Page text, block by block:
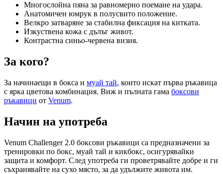
Многослойна пяна за равномерно поемане на удара.
Анатомичен юмрук в полусвито положение.
Велкро затваряне за стабилна фиксация на китката.
Изкуствена кожа с дълъг живот.
Контрастна синьо-червена визия.
За кого?
За начинаещи в боксa и муай тай, които искат първа ръкавица
с ярка цветова комбинация. Виж и пълната гама боксови
ръкавици от Venum.
Начин на употреба
Venum Challenger 2.0 боксови ръкавици са предназначени за
тренировки по бокс, муай тай и кикбокс, осигурявайки
защита и комфорт. След употреба ги проветрявайте добре и ги
съхранявайте на сухо място, за да удължите живота им.